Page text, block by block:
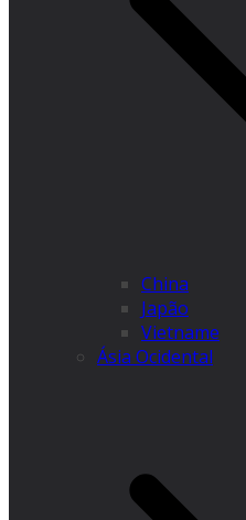
China
Japão
Vietname
Ásia Ocidental